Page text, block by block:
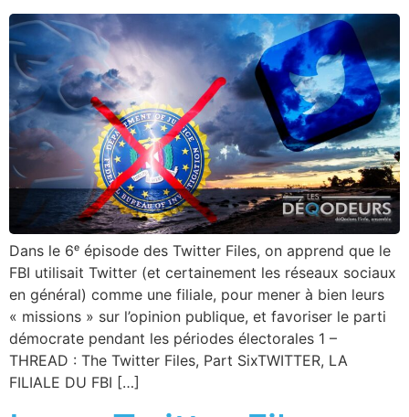
Dans le 6ᵉ épisode des Twitter Files, on apprend que le
FBI utilisait Twitter (et certainement les réseaux sociaux
en général) comme une filiale, pour mener à bien leurs
« missions » sur l’opinion publique, et favoriser le parti
démocrate pendant les périodes électorales 1 –
THREAD : The Twitter Files, Part SixTWITTER, LA
FILIALE DU FBI […]